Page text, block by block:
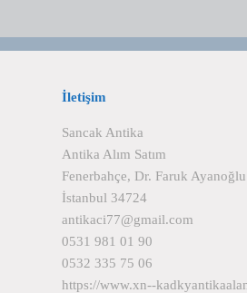
İletişim
Sancak Antika
Antika Alım Satım
Fenerbahçe, Dr. Faruk
İstanbul 34724
antikaci77@gmail.com
0531 981 01 90
0532 335 75 06
https://www.xn--